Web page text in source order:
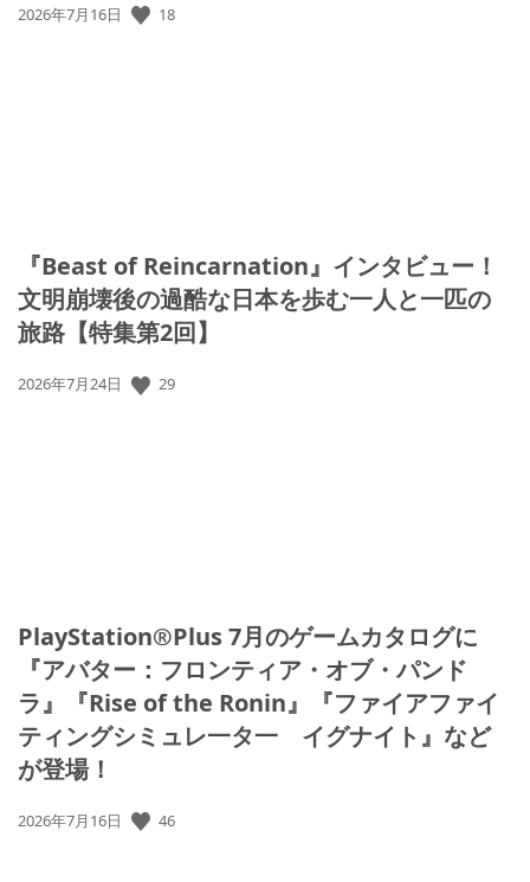
公
2026年7月16日 18
『Beast of Reincarnation』インタビュー！
文明崩壊後の過酷な日本を歩む一人と一匹の
旅路【特集第2回】
公
2026年7月24日 29
PlayStation®Plus 7月のゲームカタログに
『アバター：フロンティア・オブ・パンド
ラ』『Rise of the Ronin』『ファイアファイ
ティングシミュレ一タ一 イグナイト』など
が登場！
公
2026年7月16日 46